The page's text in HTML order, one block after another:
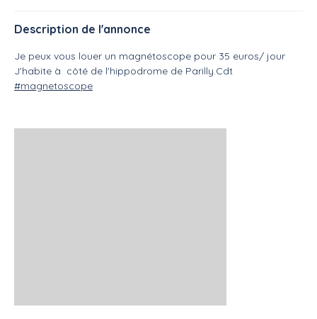
Description de l'annonce
Je peux vous louer un magnétoscope pour 35 euros/ jour
J'habite à côté de l'hippodrome de Parilly.Cdt
#magnetoscope